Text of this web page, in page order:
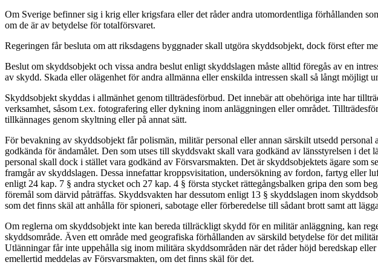
Om Sverige befinner sig i krig eller krigsfara eller det råder andra utomordentliga förhållanden
om de är av betydelse för totalförsvaret.
Regeringen får besluta om att riksdagens byggnader skall utgöra skyddsobjekt, dock först efter
Beslut om skyddsobjekt och vissa andra beslut enligt skyddslagen måste alltid föregås av en
av skydd. Skada eller olägenhet för andra allmänna eller enskilda intressen skall så långt möjligt
Skyddsobjekt skyddas i allmänhet genom tillträdesförbud. Det innebär att obehöriga inte har
verksamhet, såsom t.ex. fotografering eller dykning inom anläggningen eller området.
tillkännages genom skyltning eller på annat sätt.
För bevakning av skyddsobjekt får polismän, militär personal eller annan särskilt utsedd
godkända för ändamålet. Den som utses till skyddsvakt skall vara godkänd av länsstyrelsen i
personal skall dock i stället vara godkänd av Försvarsmakten. Det är skyddsobjektets ägare
framgår av skyddslagen. Dessa innefattar kroppsvisitation, undersökning av fordon, fartyg eller
enligt 24 kap. 7 § andra stycket och 27 kap. 4 § första stycket rättegångsbalken gripa den som
föremål som därvid påträffas. Skyddsvakten har dessutom enligt 13 § skyddslagen inom
som det finns skäl att anhålla för spioneri, sabotage eller förberedelse till sådant brott samt att
Om reglerna om skyddsobjekt inte kan bereda tillräckligt skydd för en militär anläggning, kan
skyddsområde. Även ett område med geografiska förhållanden av särskild betydelse för det
Utlänningar får inte uppehålla sig inom militära skyddsområden när det råder höjd beredskap
emellertid meddelas av Försvarsmakten, om det finns skäl för det.